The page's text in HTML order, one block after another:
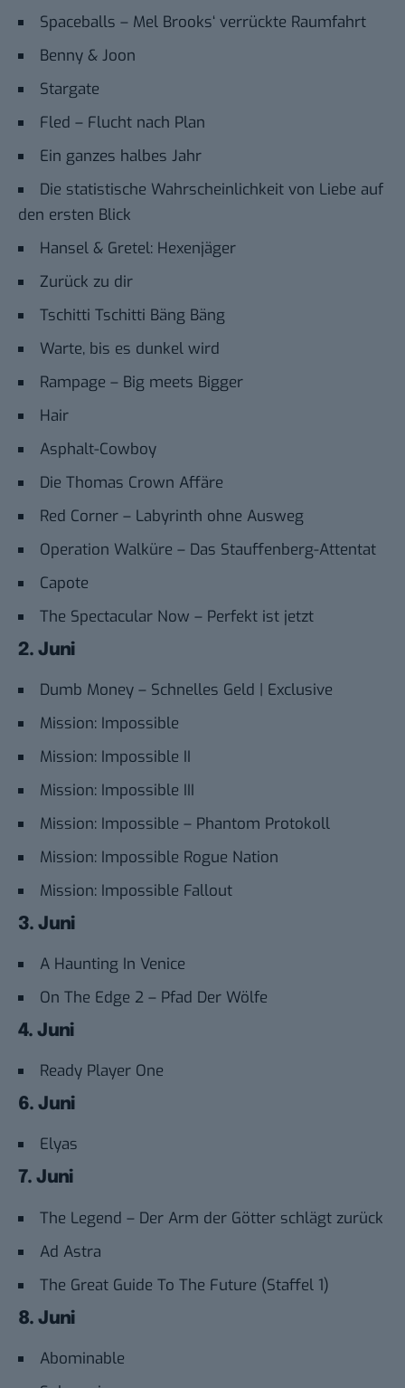
Spaceballs – Mel Brooks‘ verrückte Raumfahrt
Benny & Joon
Stargate
Fled – Flucht nach Plan
Ein ganzes halbes Jahr
Die statistische Wahrscheinlichkeit von Liebe auf
den ersten Blick
Hansel & Gretel: Hexenjäger
Zurück zu dir
Tschitti Tschitti Bäng Bäng
Warte, bis es dunkel wird
Rampage – Big meets Bigger
Hair
Asphalt-Cowboy
Die Thomas Crown Affäre
Red Corner – Labyrinth ohne Ausweg
Operation Walküre – Das Stauffenberg-Attentat
Capote
The Spectacular Now – Perfekt ist jetzt
2. Juni
Dumb Money – Schnelles Geld | Exclusive
Mission: Impossible
Mission: Impossible II
Mission: Impossible III
Mission: Impossible – Phantom Protokoll
Mission: Impossible Rogue Nation
Mission: Impossible Fallout
3. Juni
A Haunting In Venice
On The Edge 2 – Pfad Der Wölfe
4. Juni
Ready Player One
6. Juni
Elyas
7. Juni
The Legend – Der Arm der Götter schlägt zurück
Ad Astra
The Great Guide To The Future (Staffel 1)
8. Juni
Abominable